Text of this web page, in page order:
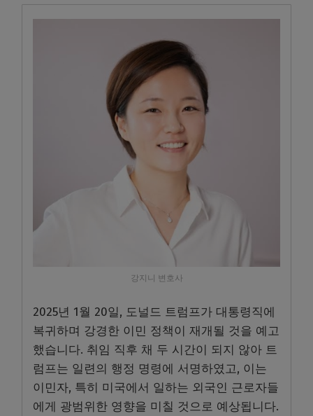
강지니 변호사
2025년 1월 20일, 도널드 트럼프가 대통령직에
복귀하며 강경한 이민 정책이 재개될 것을 예고
했습니다. 취임 직후 채 두 시간이 되지 않아 트
럼프는 일련의 행정 명령에 서명하였고, 이는
이민자, 특히 미국에서 일하는 외국인 근로자들
에게 광범위한 영향을 미칠 것으로 예상됩니다.